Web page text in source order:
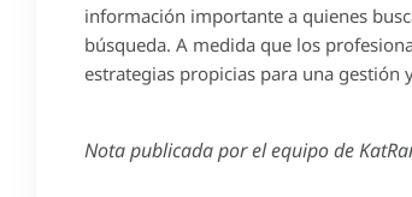
información importante a quienes
búsqueda. A medida que los
estrategias propicias para una
Nota publicada por el equipo de